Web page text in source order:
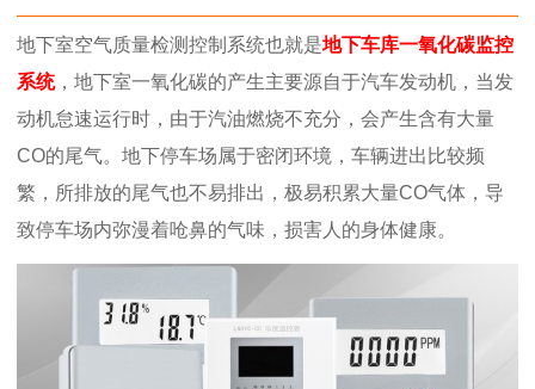
地下室空气质量检测控制系统也就是地下车库一氧化碳监控
系统，地下室一氧化碳的产生主要源自于汽车发动机，当发
动机怠速运行时，由于汽油燃烧不充分，会产生含有大量
CO的尾气。地下停车场属于密闭环境，车辆进出比较频
繁，所排放的尾气也不易排出，极易积累大量CO气体，导
致停车场内弥漫着呛鼻的气味，损害人的身体健康。